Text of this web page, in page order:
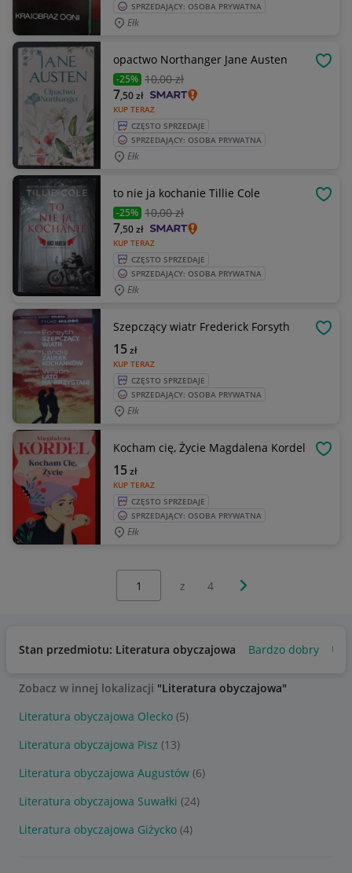
SPRZEDAJĄCY: OSOBA PRYWATNA
Ełk
opactwo Northanger Jane Austen
-25% 10,00 zł
KUP TERAZ
7,50zł
CZĘSTO SPRZEDAJE
SPRZEDAJĄCY: OSOBA PRYWATNA
Ełk
to nie ja kochanie Tillie Cole
-25% 10,00 zł
KUP TERAZ
7,50zł
CZĘSTO SPRZEDAJE
SPRZEDAJĄCY: OSOBA PRYWATNA
Ełk
Szepczący wiatr Frederick Forsyth
KUP TERAZ
15zł
CZĘSTO SPRZEDAJE
SPRZEDAJĄCY: OSOBA PRYWATNA
Ełk
Kocham cię, Życie Magdalena Kordel
KUP TERAZ
15zł
CZĘSTO SPRZEDAJE
SPRZEDAJĄCY: OSOBA PRYWATNA
Ełk
z 4 Następna strona
Stan przedmiotu: Literatura obyczajowa Bardzo dobry
Zobacz w innej lokalizacji "Literatura obyczajowa"
Literatura obyczajowa Olecko (5)
Literatura obyczajowa Pisz (13)
Literatura obyczajowa Augustów (6)
Literatura obyczajowa Suwałki (24)
Literatura obyczajowa Giżycko (4)